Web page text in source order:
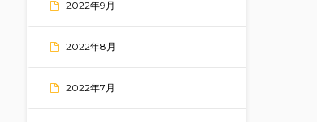
2022年9月
2022年8月
2022年7月